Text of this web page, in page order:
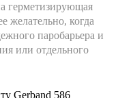
герметизирующая
желательно, когда
паробарьера и
или отдельного